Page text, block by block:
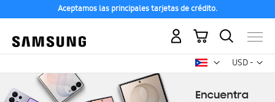
Aceptamos las principales tarjetas de crédito.
USD -
dólar
Mi carrito